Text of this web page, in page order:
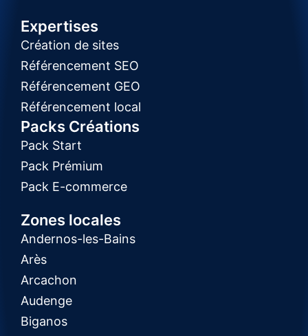
Expertises
Création de sites
Référencement SEO
Référencement GEO
Référencement local
Packs Créations
Pack Start
Pack Prémium
Pack E-commerce
Zones locales
Andernos-les-Bains
Arès
Arcachon
Audenge
Biganos